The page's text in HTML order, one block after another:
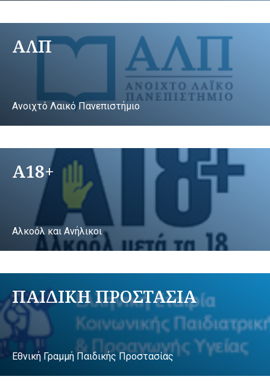
ΑΛΠ
Ανοιχτό Λαικό Πανεπιστήμιο
A18+
Αλκοόλ και Ανήλικοι
ΠΑΙΔΙΚΗ ΠΡΟΣΤΑΣΙΑ
Εθνική Γραμμή Παιδικής Προστασίας